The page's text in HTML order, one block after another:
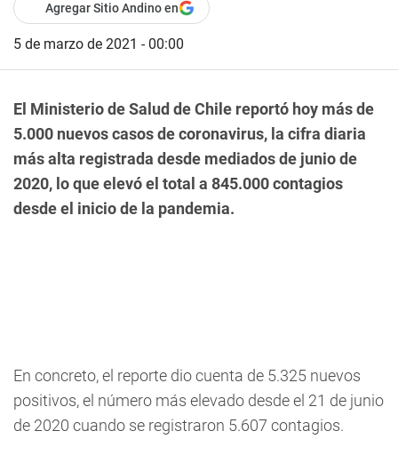
Agregar Sitio Andino en
5 de marzo de 2021 - 00:00
El Ministerio de Salud de Chile reportó hoy más de
5.000 nuevos casos de coronavirus, la cifra diaria
más alta registrada desde mediados de junio de
2020, lo que elevó el total a 845.000 contagios
desde el inicio de la pandemia.
En concreto, el reporte dio cuenta de 5.325 nuevos
positivos, el número más elevado desde el 21 de junio
de 2020 cuando se registraron 5.607 contagios.